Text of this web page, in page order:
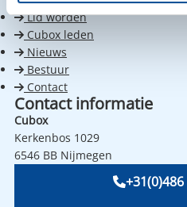
Lid worden
Cubox leden
Nieuws
Bestuur
Contact
Contact informatie
Cubox
Kerkenbos 1029
6546 BB Nijmegen